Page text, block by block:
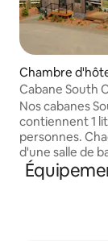
Chambre
Cabane South
Queen Size
Nos cabanes
contiennent 1
personnes.
d'une salle de
d'un
de stores
salon, d'un